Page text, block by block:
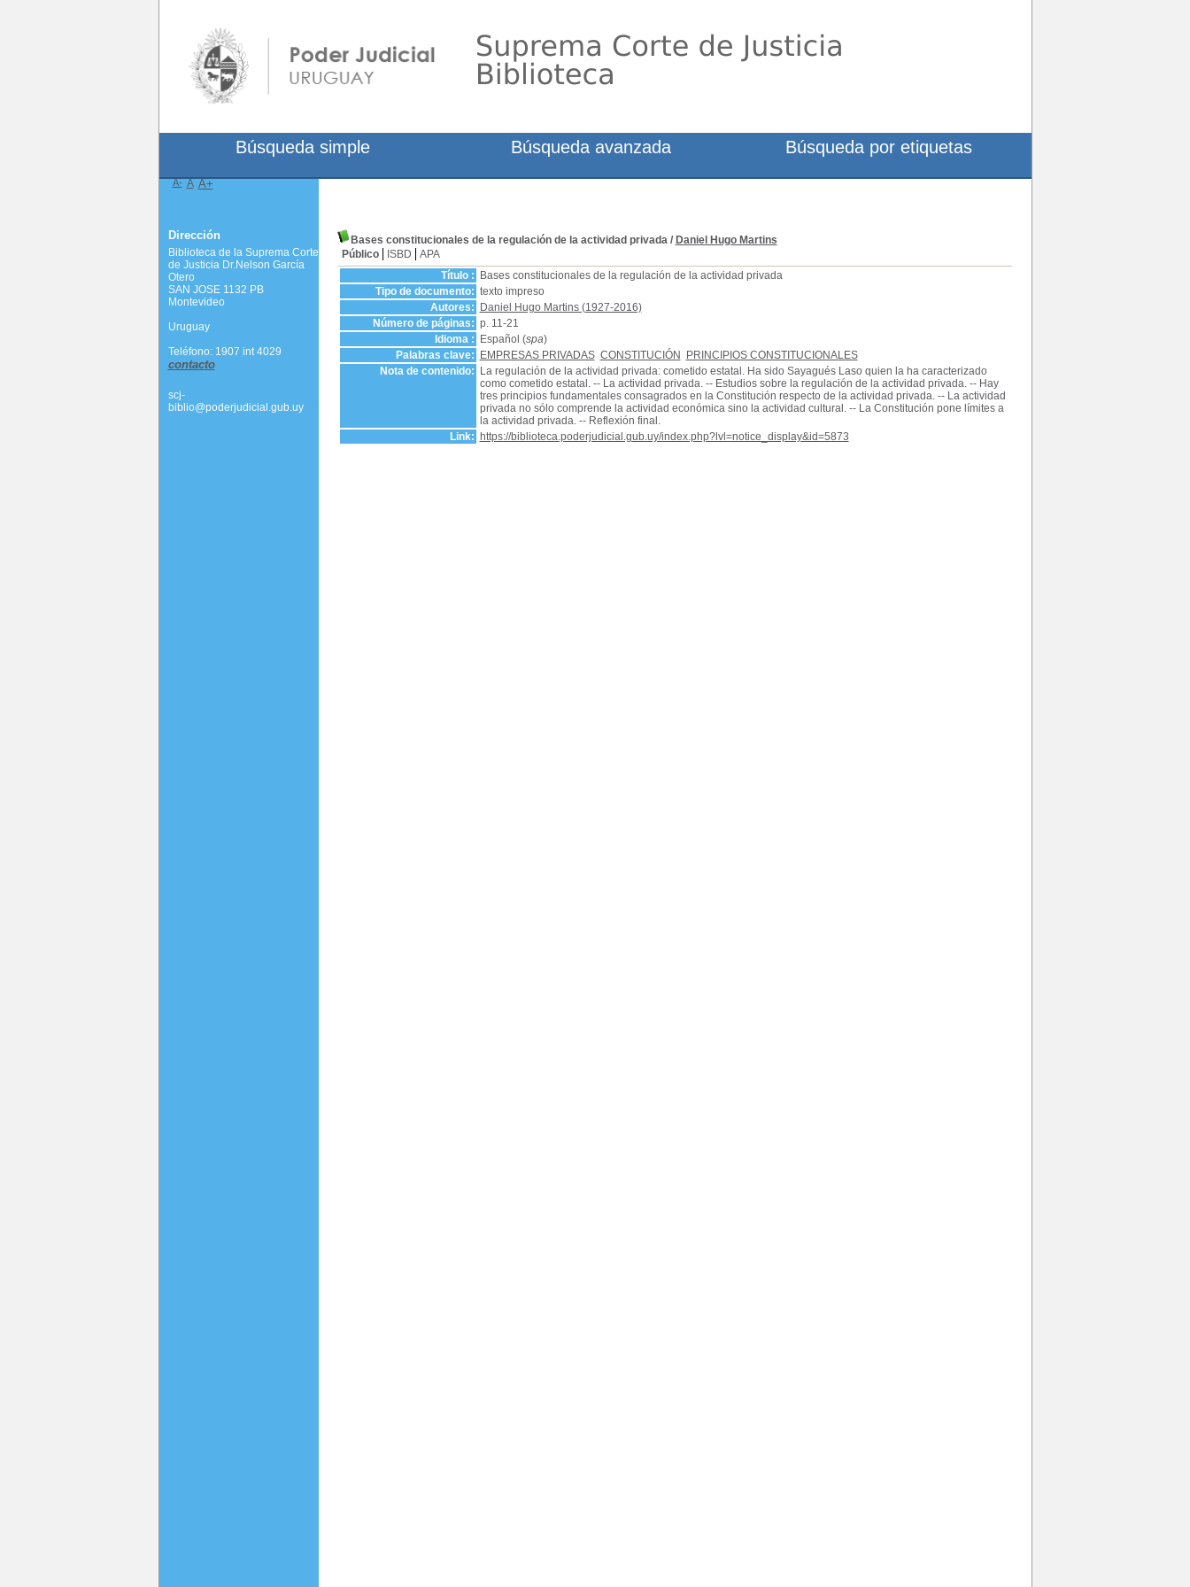
Bases constitucionales de la regulación de la actividad privada/ Daniel Hugo Martins
Público
ISBD
APA
Título :
Bases constitucionales de la regulación de la actividad privada
Tipo de documento: texto impreso
Autores:
Daniel Hugo Martins (1927-2016)
Número de páginas: p. 11-21
Idioma :
Español (spa)
Palabras clave:
EMPRESAS PRIVADAS CONSTITUCIÓN
PRINCIPIOS CONSTITUCIONALES
Nota de contenido:
La regulación de la actividad privada: cometido estatal. Ha sido Sayagués Laso quien la ha caracterizado
como cometido estatal. -- La actividad privada. -- Estudios sobre la regulación de la actividad privada. -- Hay
tres principios fundamentales consagrados en la Constitución respecto de la actividad privada. -- La actividad
privada no sólo comprende la actividad económica sino la actividad cultural. -- La Constitución pone límites a
la actividad privada. -- Reflexión final.
Link:
https://biblioteca.poderjudicial.gub.uy/index.php?lvl=notice_display&id=5873
Búsqueda simple Búsqueda avanzada Búsqueda por etiquetas
A- A A+
Dirección
Biblioteca de la Suprema Corte
de Justicia Dr.Nelson García
Otero
SAN JOSE 1132 PB
Montevideo
Uruguay
Teléfono: 1907 int 4029
contacto
scj-
biblio@poderjudicial.gub.uy